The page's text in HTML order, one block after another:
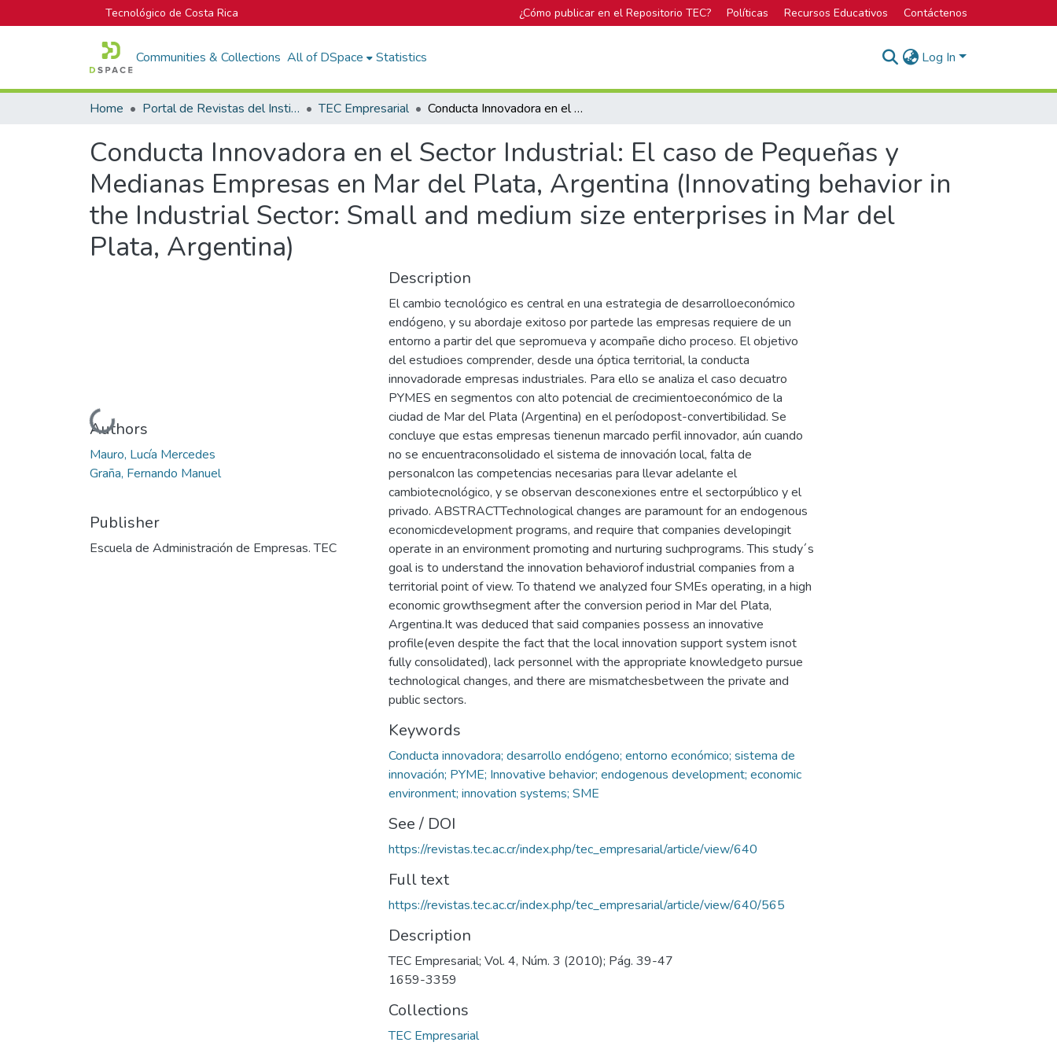
Tecnológico de Costa Rica ¿Cómo publicar en el Repositorio TEC? Políticas Recursos Educativos Contáctenos
Communities & Collections All of DSpace Statistics Log In
Home Portal de Revistas del Instituto Tecnológico de Costa Rica TEC Empresarial Conducta Innovadora en el Sector Industrial: El caso de Pequeñas y Medianas Empresas en Mar del Plata, Argentina (Innovating behavior in the Industrial Sector: Small and medium size enterprises in Mar del Plata, Argentina)
Conducta Innovadora en el Sector Industrial: El caso de Pequeñas y
Medianas Empresas en Mar del Plata, Argentina (Innovating behavior in
the Industrial Sector: Small and medium size enterprises in Mar del
Plata, Argentina)
Loading...
Authors
Mauro, Lucía Mercedes
Graña, Fernando Manuel
Publisher
Escuela de Administración de Empresas. TEC
Description
El cambio tecnológico es central en una estrategia de desarrolloeconómico
endógeno, y su abordaje exitoso por partede las empresas requiere de un
entorno a partir del que sepromueva y acompañe dicho proceso. El objetivo
del estudioes comprender, desde una óptica territorial, la conducta
innovadorade empresas industriales. Para ello se analiza el caso decuatro
PYMES en segmentos con alto potencial de crecimientoeconómico de la
ciudad de Mar del Plata (Argentina) en el períodopost-convertibilidad. Se
concluye que estas empresas tienenun marcado perfil innovador, aún cuando
no se encuentraconsolidado el sistema de innovación local, falta de
personalcon las competencias necesarias para llevar adelante el
cambiotecnológico, y se observan desconexiones entre el sectorpúblico y el
privado. ABSTRACTTechnological changes are paramount for an endogenous
economicdevelopment programs, and require that companies developingit
operate in an environment promoting and nurturing suchprograms. This study´s
goal is to understand the innovation behaviorof industrial companies from a
territorial point of view. To thatend we analyzed four SMEs operating, in a high
economic growthsegment after the conversion period in Mar del Plata,
Argentina.It was deduced that said companies possess an innovative
profile(even despite the fact that the local innovation support system isnot
fully consolidated), lack personnel with the appropriate knowledgeto pursue
technological changes, and there are mismatchesbetween the private and
public sectors.
Keywords
Conducta innovadora; desarrollo endógeno; entorno económico; sistema de
innovación; PYME; Innovative behavior; endogenous development; economic
environment; innovation systems; SME
See / DOI
https://revistas.tec.ac.cr/index.php/tec_empresarial/article/view/640
Full text
https://revistas.tec.ac.cr/index.php/tec_empresarial/article/view/640/565
Description
TEC Empresarial; Vol. 4, Núm. 3 (2010); Pág. 39-47
1659-3359
Collections
TEC Empresarial